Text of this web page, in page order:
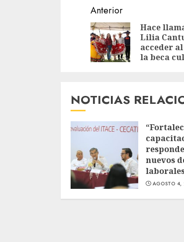
Sigue
leyendo
Anterior
Hace
Lilia
acceder
la beca
NOTICIAS
nuevos
AGOSTO